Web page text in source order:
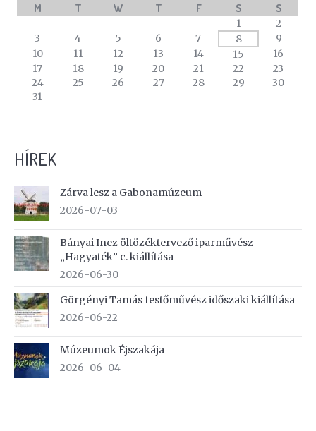
calendar
events
M T W T F S S
1
2
3
4 5 6 7 8
9
10
11 12 13 14 15
16
17
18 19 20 21 22
23
24
25 26 27 28 29
30
31
HÍREK
Zárva lesz a Gabonamúzeum
2026-07-03
Bányai Inez öltözéktervező iparművész
„Hagyaték” c. kiállítása
2026-06-30
Görgényi Tamás festőművész időszaki kiállítása
2026-06-22
Múzeumok Éjszakája
2026-06-04